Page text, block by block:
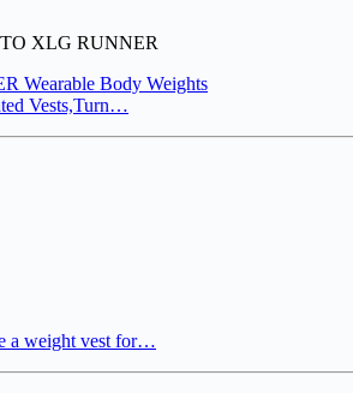
XLG RUNNER
Wearable Body Weights
Vests,Turn…
a weight vest for…